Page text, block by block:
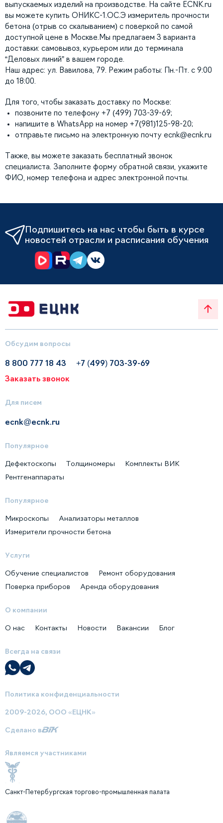
выпускаемых изделий на производстве. На сайте ECNK.ru
вы можете купить ОНИКС-1.ОС.Э измеритель прочности
бетона (отрыв со скалыванием) с поверкой по самой
доступной цене в Москве.Мы предлагаем 3 варианта
доставки: самовывоз, курьером или до терминала
“Деловых линий” в вашем городе.
Наш адрес: ул. Вавилова, 79. Режим работы: Пн.-Пт. с 9:00
до 18:00.
Для того, чтобы заказать доставку по Москве:
позвоните по телефону +7 (499) 703-39-69;
напишите в WhatsApp на номер +7(981)125-98-20;
отправьте письмо на электронную почту ecnk@ecnk.ru
Также, вы можете заказать бесплатный звонок
специалиста. Заполните форму обратной связи, укажите
ФИО, номер телефона и адрес электронной почты.
Подпишитесь на нас чтобы быть в курсе
новостей отрасли и расписания обучения
Обсудим вопросы
8 800 777 18 43
+7 (499) 703-39-69
Заказать звонок
Для писем
ecnk@ecnk.ru
Популярное
Дефектоскопы Толщиномеры
Комплекты ВИК
Рентгенаппараты
Популярное
Микроскопы
Анализаторы металлов
Измерители прочности бетона
Услуги
Обучение специалистов
Ремонт оборудования
Поверка приборов
Аренда оборудования
О компании
О нас Контакты Новости Вакансии Блог
Всегда на связи
Политика конфиденциальности
2009-2026, ООО «ЕЦНК»
Сделано в
Являемся участниками
Санкт-Петербургская торгово-промышленная палата